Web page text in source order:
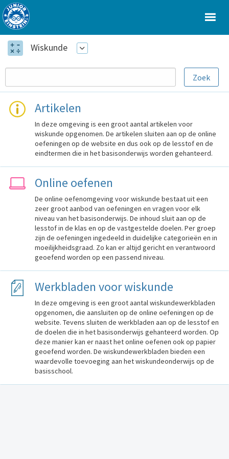
Wiskunde
Artikelen
In deze omgeving is een groot aantal artikelen voor
wiskunde opgenomen. De artikelen sluiten aan op de online
oefeningen op de website en dus ook op de lesstof en de
eindtermen die in het basisonderwijs worden gehanteerd.
Online oefenen
De online oefenomgeving voor wiskunde bestaat uit een
zeer groot aanbod van oefeningen en vragen voor elk
niveau van het basisonderwijs. De inhoud sluit aan op de
lesstof in de klas en op de vastgestelde doelen. Per groep
zijn de oefeningen ingedeeld in duidelijke categorieën en in
moeilijkheidsgraad. Zo kan er altijd gericht en verantwoord
geoefend worden op een passend niveau.
Werkbladen voor wiskunde
In deze omgeving is een groot aantal wiskundewerkbladen
opgenomen, die aansluiten op de online oefeningen op de
website. Tevens sluiten de werkbladen aan op de lesstof en
de doelen die in het basisonderwijs gehanteerd worden. Op
deze manier kan er naast het online oefenen ook op papier
geoefend worden. De wiskundewerkbladen bieden een
waardevolle toevoeging aan het wiskundeonderwijs op de
basisschool.